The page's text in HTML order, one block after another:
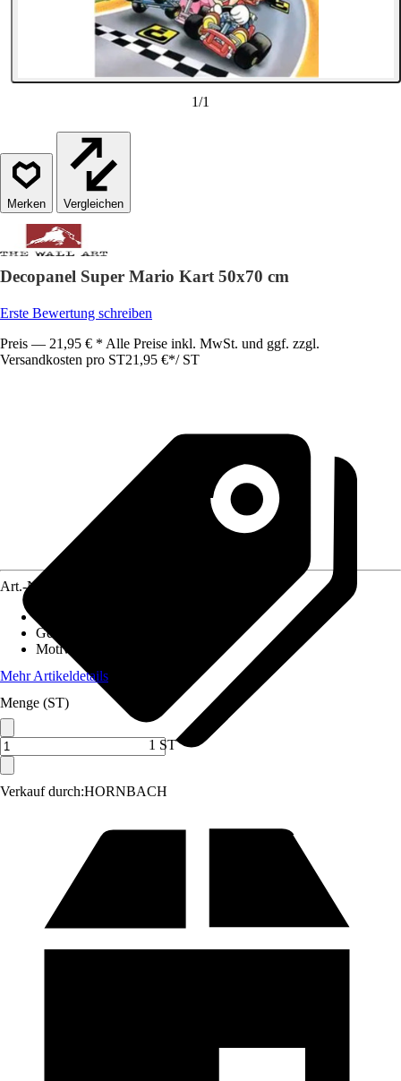
1/1
Vergleichen
Decopanel Super Mario Kart 50x70 cm
Erste Bewertung schreiben
Preis — 21,95 € * Alle Preise inkl. MwSt. und ggf. zzgl.
Versandkosten pro ST21,95 €*/ ST
Verkauf durch:HORNBACH
Art.-Nr.
Gewicht
Motivkategorie
Mehr Artikeldetails
Menge (ST)
1 ST